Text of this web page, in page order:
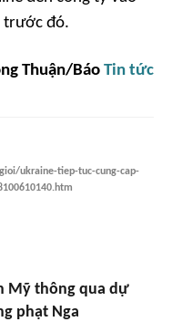
trước đó.
Thuận/Báo Tin tức
ukraine-tiep-tuc-cung-cap-
Mỹ thông qua dự
phạt Nga